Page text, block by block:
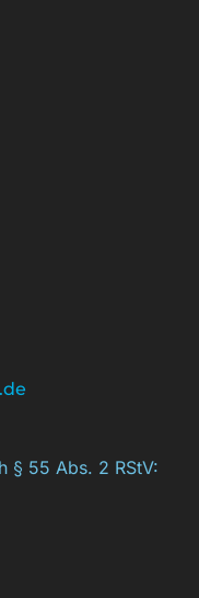
§ 55 Abs. 2 RStV: